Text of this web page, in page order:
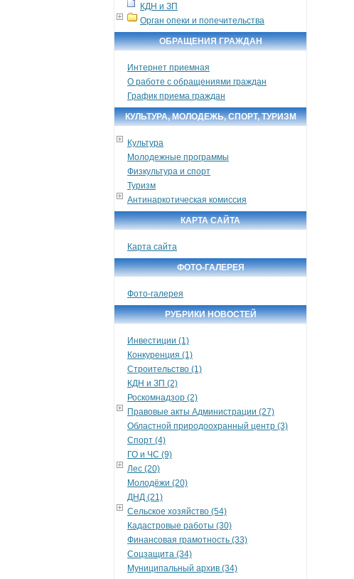
КДН и ЗП
Орган опеки и попечительства
ОБРАЩЕНИЯ ГРАЖДАН
Интернет приемная
О работе с обращениями граждан
График приема граждан
КУЛЬТУРА, МОЛОДЕЖЬ, СПОРТ, ТУРИЗМ
Культура
Молодежные программы
Физкультура и спорт
Туризм
Антинаркотическая комиссия
КАРТА САЙТА
Карта сайта
ФОТО-ГАЛЕРЕЯ
Фото-галерея
РУБРИКИ НОВОСТЕЙ
Инвестиции (1)
Конкуренция (1)
Строительство (1)
КДН и ЗП (2)
Роскомнадзор (2)
Правовые акты Администрации (27)
Областной природоохранный центр (3)
Спорт (4)
ГО и ЧС (9)
Лес (20)
Молодёжи (20)
ДНД (21)
Сельское хозяйство (54)
Кадастровые работы (30)
Финансовая грамотность (33)
Соцзащита (34)
Муниципальный архив (34)